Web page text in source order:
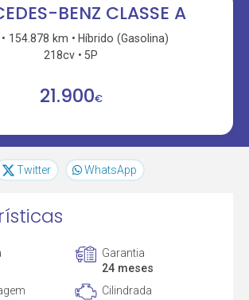
BENZ CLASSE A
154.878 km
Híbrido (Gasolina)
218cv
5P
21.900€
Twitter WhatsApp
Garantia
24 meses
Cilindrada